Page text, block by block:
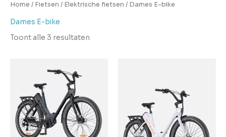
Home / Fietsen / Elektrische fietsen / Dames E-bike
Dames E-bike
Toont alle 3 resultaten